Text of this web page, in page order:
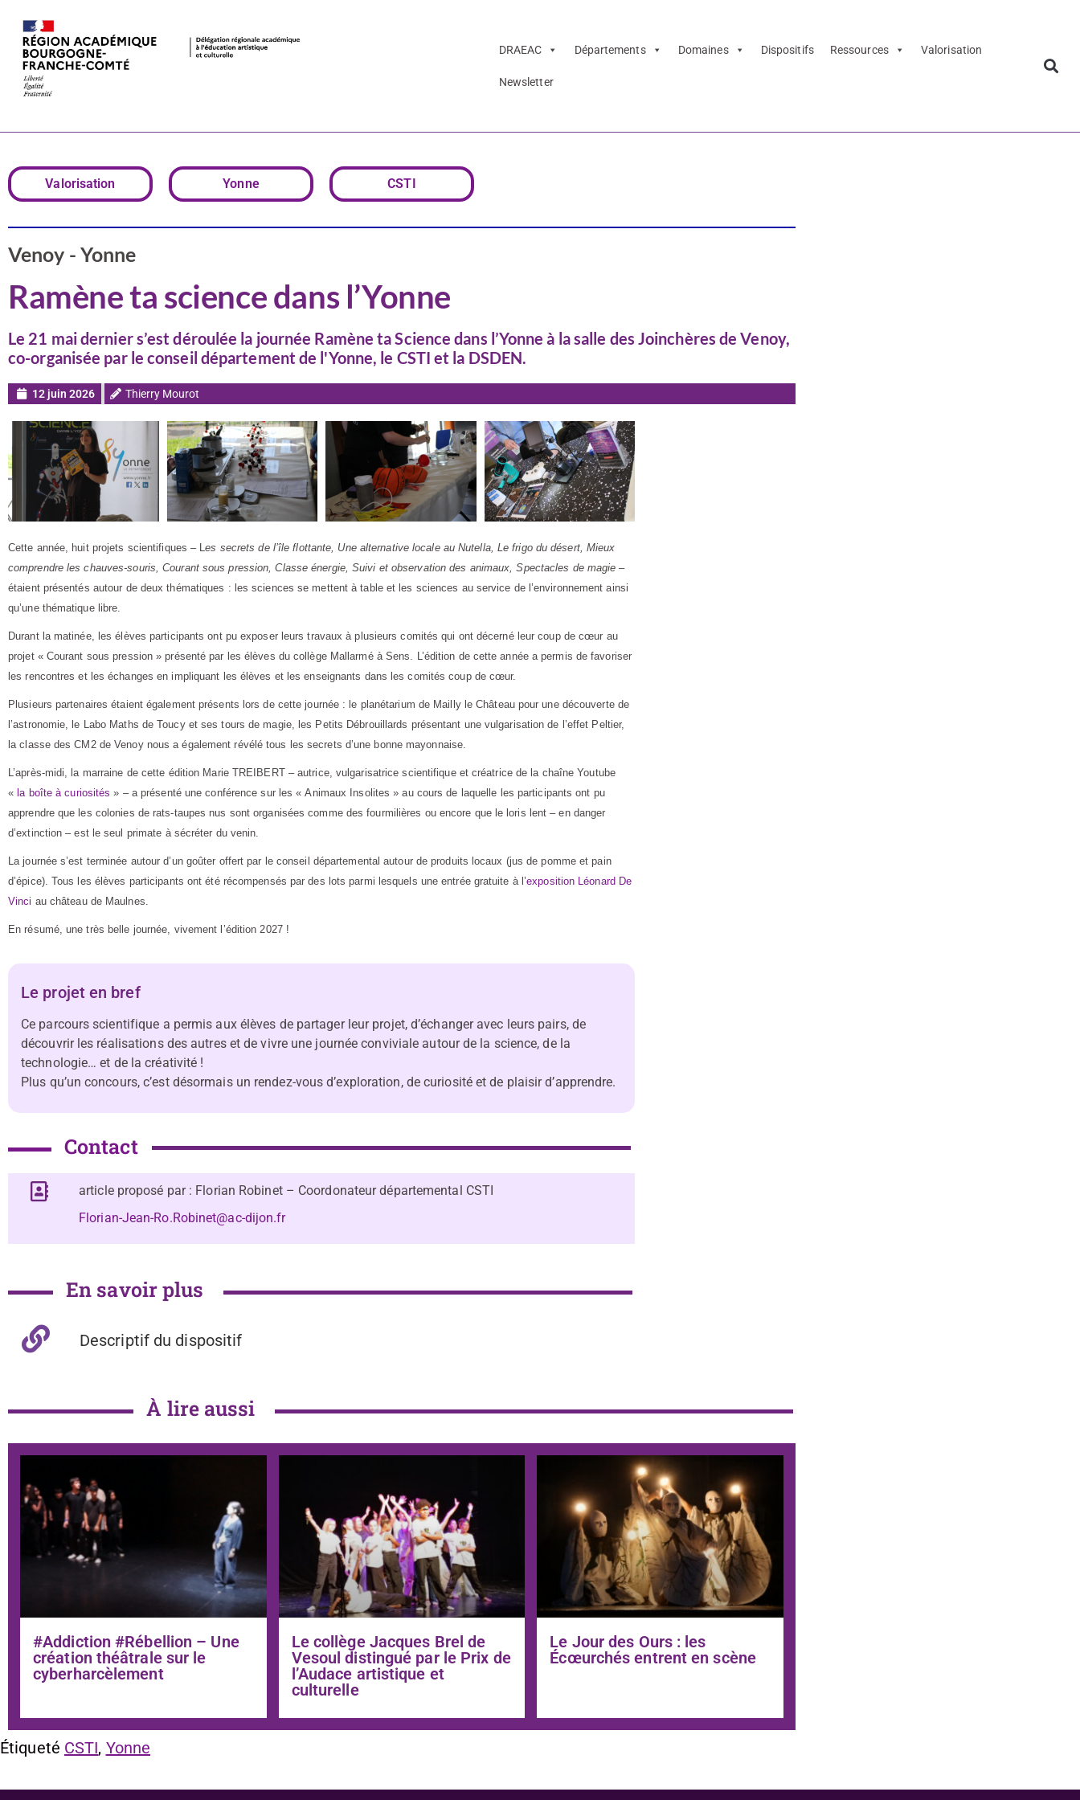
DRAEAC Départements Domaines Dispositifs Ressources Valorisation
Newsletter
Ramène ta science dans l’Yonne
Valorisation Yonne CSTI
Venoy - Yonne
Ramène ta science dans l’Yonne
Le 21 mai dernier s’est déroulée la journée Ramène ta Science dans l’Yonne à la salle des Joinchères de Venoy,
co-organisée par le conseil département de l'Yonne, le CSTI et la DSDEN.
12 juin 2026 Thierry Mourot
Cette année, huit projets scientifiques – Les secrets de l’île flottante, Une alternative locale au Nutella, Le frigo du désert, Mieux
comprendre les chauves-souris, Courant sous pression,Classe énergie, Suivi et observation des animaux, Spectacles de magie–
étaient présentés autour de deux thématiques : les sciences se mettent à table et les sciences au service de l’environnement ainsi
qu’une thématique libre.
Durant la matinée, les élèves participants ont pu exposer leurs travaux à plusieurs comités qui ont décerné leur coup de cœur au
projet « Courant sous pression » présenté par les élèves du collège Mallarmé à Sens. L’édition de cette année a permis de favoriser
les rencontres et les échanges en impliquant les élèves et les enseignants dans les comités coup de cœur.
Plusieurs partenaires étaient également présents lors de cette journée : le planétarium de Mailly le Château pour une découverte de
l’astronomie, le Labo Maths de Toucy et ses tours de magie, les Petits Débrouillards présentant une vulgarisation de l’effet Peltier,
la classe des CM2 de Venoy nous a également révélé tous les secrets d’une bonne mayonnaise.
L’après-midi, la marraine de cette édition Marie TREIBERT – autrice, vulgarisatrice scientifique et créatrice de la chaîne Youtube
« la boîte à curiosités » – a présenté une conférence sur les « Animaux Insolites » au cours de laquelle les participants ont pu
apprendre que les colonies de rats-taupes nus sont organisées comme des fourmilières ou encore que le loris lent – en danger
d’extinction – est le seul primate à sécréter du venin.
La journée s’est terminée autour d’un goûter offert par le conseil départemental autour de produits locaux (jus de pomme et pain
d’épice). Tous les élèves participants ont été récompensés par des lots parmi lesquels une entrée gratuite à l ’exposition Léonard De
Vinci au château de Maulnes.
En résumé, une très belle journée, vivement l’édition 2027 !
Le projet en bref
Ce parcours scientifique a permis aux élèves de partager leur projet, d’échanger avec leurs pairs, de
découvrir les réalisations des autres et de vivre une journée conviviale autour de la science, de la
technologie… et de la créativité !
Plus qu’un concours, c’est désormais un rendez-vous d’exploration, de curiosité et de plaisir d’apprendre.
Contact
article proposé par : Florian Robinet – Coordonateur départemental CSTI
Florian-Jean-Ro.Robinet@ac-dijon.fr
En savoir plus
Descriptif du dispositif
À lire aussi
#Addiction #Rébellion – Une
création théâtrale sur le
cyberharcèlement
Le collège Jacques Brel de
Vesoul distingué par le Prix de
l’Audace artistique et
culturelle
Le Jour des Ours : les
Écœurchés entrent en scène
Étiqueté CSTI, Yonne